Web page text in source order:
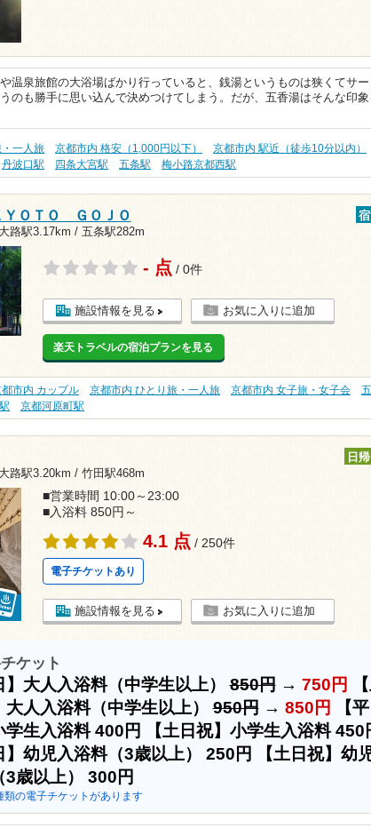
温泉旅館の大浴場ばかり行っていると、銭湯というものは狭くてサ
のも勝手に思い込んで決めつけてしまう。だが、五香湯はそんな印象
一人旅 京都市内 格安（1,000円以下）
京都市内 駅近（徒歩10分以内）
丹波口駅 四条大宮駅 五条駅 梅小路京都西駅
ＯＴＯ ＧＯＪＯ
路駅3.17km / 五条駅282m
- 点 / 0件
施設情報を見る お気に入りに追加
楽天トラベルの宿泊プランを見る
市内 カップル 京都市内 ひとり旅・一人旅 京都市内 女子旅・女子会
京都河原町駅
路駅3.20km / 竹田駅468m
日
■営業時間 10:00～23:00
■入浴料 850円～
4.1 点 / 250件
電子チケットあり
施設情報を見る お気に入りに追加
ケット
】大人入浴料（中学生以上）850円→ 750円
大人入浴料（中学生以上）950円→ 850円
【平
学生入浴料400円 【土日祝】小学生入浴料450
】幼児入浴料（3歳以上） 250円
【土日祝】幼
3歳以上） 300円
類の電子チケットがあります